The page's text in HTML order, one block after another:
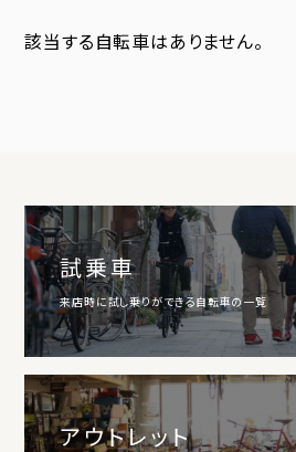
該当する自転車はありません。
試乗車
来店時に試し乗りができる自転車の一覧
アウトレット